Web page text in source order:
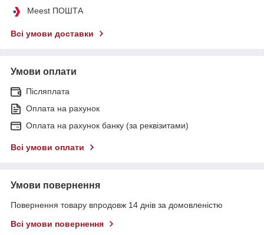
Meest ПОШТА
Всі умови доставки
Умови оплати
Післяплата
Оплата на рахунок
Оплата на рахунок банку (за реквізитами)
Всі умови оплати
Умови повернення
Повернення товару впродовж 14 днів за домовленістю
Всі умови повернення